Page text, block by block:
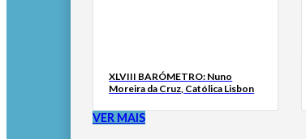
XLVIII BARÓMETRO: Nuno
Moreira da Cruz, Católica Lisbon
VER MAIS